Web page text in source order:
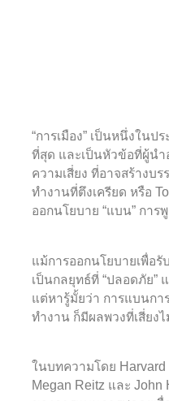
“การเมือง” เป็นหนึ่งในป
ที่สุด และเป็นหัวข้อที่ผู้นำ
ความเสี่ยง ที่อาจสร้างบ
ทำงานที่ตึงเครียด หรือ
ออกนโยบาย “แบน” การ
แม้การออกนโยบายเพื่อ
เป็นกลยุทธ์ที่ “ปลอดภัย”
แต่หารู้มั้ยว่า การแบนกา
ทำงาน ก็มีผลพวงที่เสี่ยง
ในบทความโดย
Megan Reitz และ